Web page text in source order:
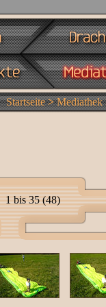
Team
Kitespots und
Startseite>Mediathek
1 bis 35 (48)